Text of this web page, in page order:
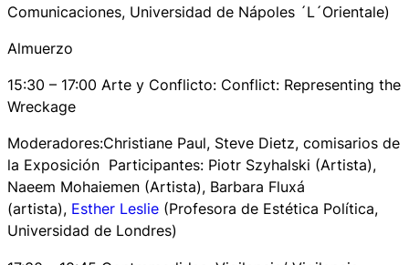
Comunicaciones, Universidad de Nápoles ´L´Orientale)
Almuerzo
15:30 – 17:00 Arte y Conflicto: Conflict: Representing the
Wreckage
Moderadores:Christiane Paul, Steve Dietz, comisarios de
la Exposición Participantes: Piotr Szyhalski (Artista),
Naeem Mohaiemen (Artista), Barbara Fluxá
(artista), Esther Leslie (Profesora de Estética Política,
Universidad de Londres)